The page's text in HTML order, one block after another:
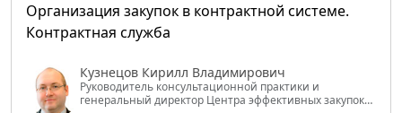
Организация закупок в контрактной системе.
Контрактная служба
Кузнецов Кирилл Владимирович
Руководитель консультационной практики и
генеральный директор Центра эффективных закупок